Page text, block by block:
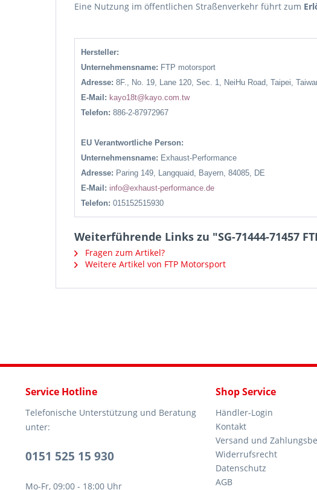
Eine Nutzung im öffentlichen Straßenverkehr führt zum
Hersteller:
Unternehmensname: FTP motorsport
Adresse: 8F., No. 19, Lane 120, Sec. 1, NeiHu Road, Taipei,
E-Mail: kayo18t@kayo.com.tw
Telefon: 886-2-87972967
EU Verantwortliche Person:
Unternehmensname: Exhaust-Performance
Adresse: Paring 149, Langquaid, Bayern, 84085, DE
E-Mail: info@exhaust-performance.de
Telefon: 015152515930
Weiterführende Links zu "SG-71444-71457
Fragen zum Artikel?
Weitere Artikel von FTP Motorsport
Service Hotline
Telefonische Unterstützung und Beratung
unter:
0151 525 15 930
Mo-Fr, 09:00 - 18:00 Uhr
Shop Service
Händler-Login
Kontakt
Versand und
Widerrufsrecht
Datenschutz
AGB